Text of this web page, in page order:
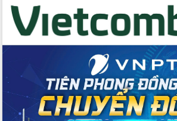
tỉnh Đắk Lắk thông qua các nghị quyết
quan trọng
Thống nhất danh sách giới thiệu ứng
cử đại biểu Quốc hội khoá XVI và đại
biểu HĐND tỉnh Đắk Lắk, nhiệm kỳ
Phát động hai phong trào thi đua quan
trọng trong kỷ nguyên mới
Hội nghị lần thứ tư Ban Chỉ đạo công